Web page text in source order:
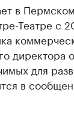
в Пермском
Театре с
директора
для
в